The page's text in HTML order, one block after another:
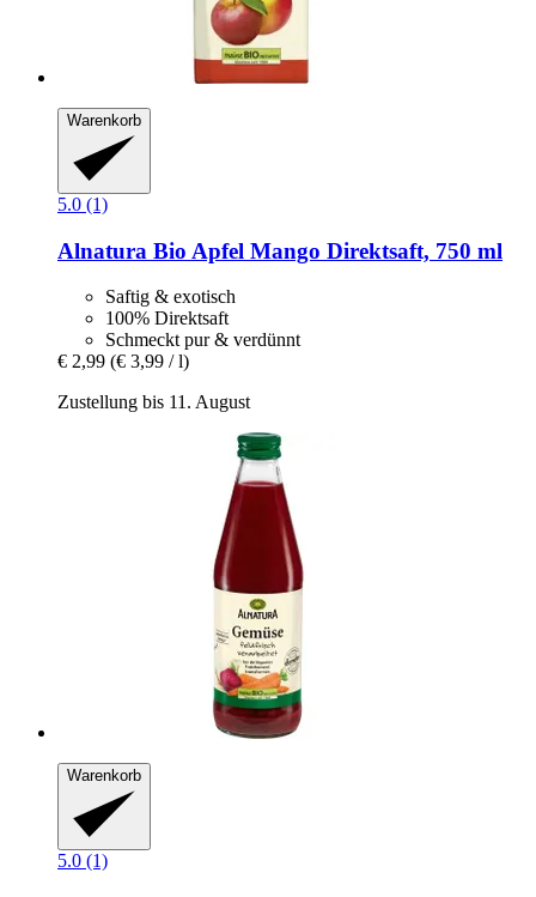
Warenkorb
5.0 (1)
Alnatura Bio Apfel Mango Direktsaft, 750 ml
Saftig & exotisch
100% Direktsaft
Schmeckt pur & verdünnt
€ 2,99 (€ 3,99 / l)
Zustellung bis 11. August
Warenkorb
5.0 (1)